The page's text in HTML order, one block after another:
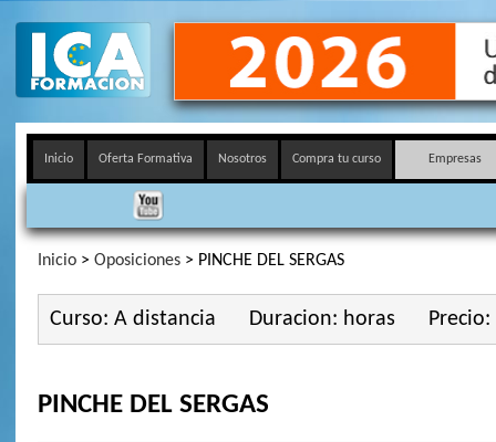
Inicio Oferta Formativa Nosotros Compra tu curso Empresas
Inicio> Oposiciones> PINCHE DEL SERGAS
Curso: A distancia Duracion: horas
PINCHE DEL SERGAS